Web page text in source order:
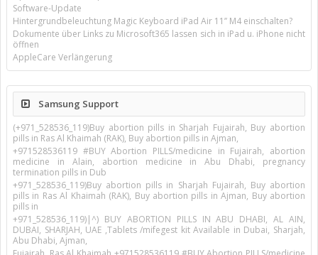
Software-Update
Hintergrundbeleuchtung Magic Keyboard iPad Air 11’’ M4 einschalten?
Dokumente über Links zu Microsoft365 lassen sich in iPad u. iPhone nicht
öffnen
AppleCare Verlängerung
Samsung Support
(+971_528536_119)Buy abortion pills in Sharjah Fujairah, Buy abortion
pills in Ras Al Khaimah (RAK), Buy abortion pills in Ajman,
+971528536119 #BUY Abortion PILLS/medicine in Fujairah, abortion
medicine in Alain, abortion medicine in Abu Dhabi, pregnancy
termination pills in Dub
+971_528536_119)Buy abortion pills in Sharjah Fujairah, Buy abortion
pills in Ras Al Khaimah (RAK), Buy abortion pills in Ajman, Buy abortion
pills in
+971_528536_119)|^) BUY ABORTION PILLS IN ABU DHABI, AL AIN,
DUBAI, SHARJAH, UAE ,Tablets /mifegest kit Available in Dubai, Sharjah,
Abu Dhabi, Ajman,